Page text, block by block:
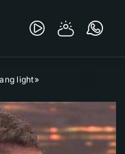
light»